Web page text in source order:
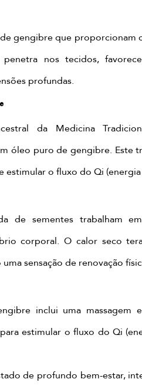
gengibre que proporcionam
nos tecidos,
profundas.
da Medicina
óleo puro de gengibre. Este
estimular o fluxo do Qi
de sementes trabalham
corporal. O calor seco
sensação de renovação
inclui uma massagem
estimular o fluxo do Qi
de profundo bem-estar,